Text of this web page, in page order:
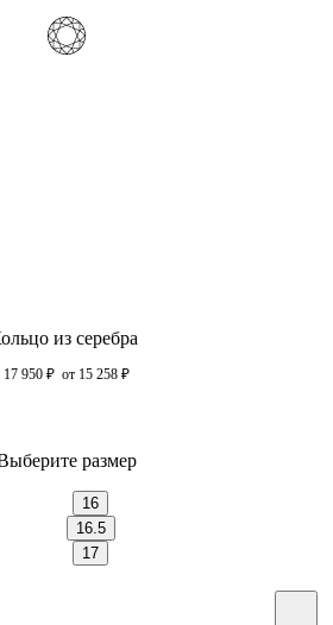
из серебра
17 950 ₽ от 15 258 ₽
размер
16
16.5
17